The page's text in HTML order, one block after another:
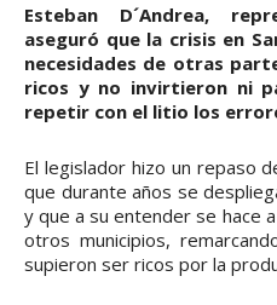
Esteban D´Andrea,
aseguró que la crisis en
necesidades de otras
ricos y no invirtieron ni
repetir con el litio los
El legislador hizo un repaso
que durante años se
y que a su entender se hace
otros municipios,
supieron ser ricos por la